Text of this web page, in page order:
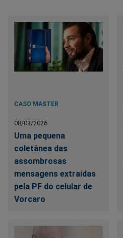
CASO MASTER
08/03/2026
Uma pequena
coletânea das
assombrosas
mensagens extraídas
pela PF do celular de
Vorcaro